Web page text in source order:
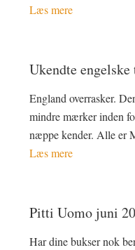
Læs mere
Ukendte
England overrasker.
mindre mærker inden
næppe kender. Alle er
Læs mere
Pitti Uomo juni
Har dine bukser nok